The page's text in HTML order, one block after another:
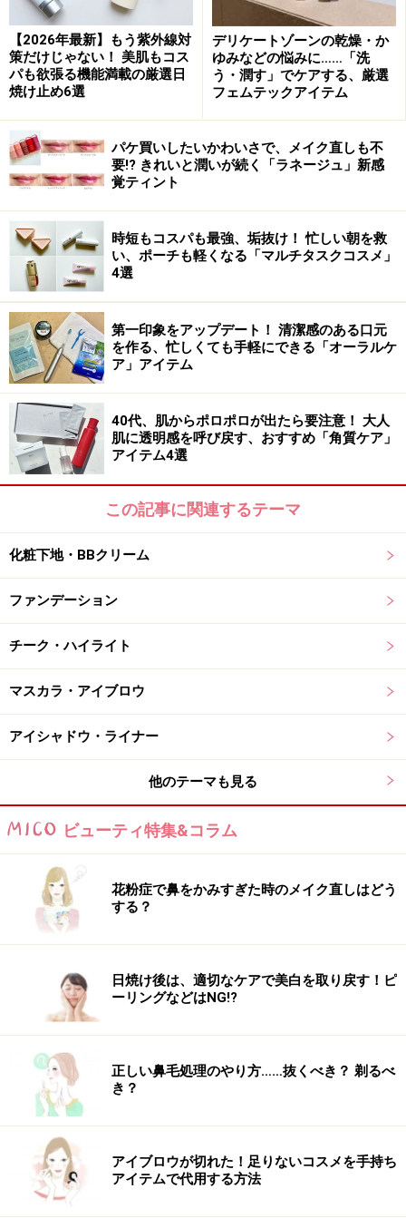
い。
※個人の体質、また、誤った方法による実践に起因して肌荒れや
不調を引き起こす場合があります。実践の際には、必ず自身の体
質及び健康状態を十分に考慮し、正しい方法で行ってください。
また、全ての方への有効性を保証するものではありません。
【編集部おすすめの購入サイト】
Amazonで化粧品・コスメをチェック！
楽天市場で人気のコスメをチェック！
【2026年最新】もう紫外線対
策だけじゃない！ 美肌もコス
パも欲張る機能満載の厳選日
焼け止め6選
デリケートゾーンの乾燥・か
ゆみなどの悩みに……「洗
う・潤す」でケアする、厳選
フェムテックアイテム
パケ買いしたいかわいさで、メイク直しも不
要!? きれいと潤いが続く「ラネージュ」新感
覚ティント
時短もコスパも最強、垢抜け！ 忙しい朝を救
い、ポーチも軽くなる「マルチタスクコスメ」
4選
第一印象をアップデート！ 清潔感のある口元
を作る、忙しくても手軽にできる「オーラルケ
ア」アイテム
40代、肌からポロポロが出たら要注意！ 大人
肌に透明感を呼び戻す、おすすめ「角質ケア」
アイテム4選
この記事に関連するテーマ
化粧下地・BBクリーム
ファンデーション
チーク・ハイライト
マスカラ・アイブロウ
アイシャドウ・ライナー
他のテーマも見る
ビューティ特集&コラム
花粉症で鼻をかみすぎた時のメイク直しはどう
する？
日焼け後は、適切なケアで美白を取り戻す！ピ
ーリングなどはNG!?
正しい鼻毛処理のやり方……抜くべき？ 剃るべ
き？
アイブロウが切れた！足りないコスメを手持ち
アイテムで代用する方法